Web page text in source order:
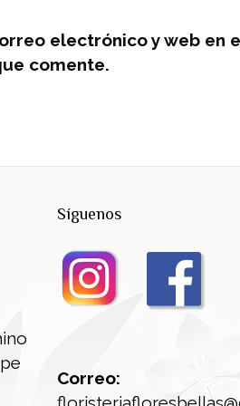
electrónico y web en
comente.
Síguenos
Correo: